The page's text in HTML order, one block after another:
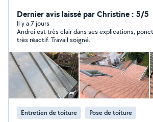
Réparation de toiture Recherche et réparation de fuites
Démoussage et nettoyage de toiture Remplacement
de tuiles Travaux de zinguerie et zinc Pose et réparation
de gouttières Nettoyage de gouttières Entretien
général de toiture Petits travaux de couverture Je
travaille avec soin et
un résultat propre, durable et de
et intervention rapide selon disponibilité.
pour particuliers et professionnels.
contacter pour toute demande
devis.
Dernier avis laissé par Christine : 5/5
Il y a 7 jours
Andrei est très clair dans ses explications,
très réactif. Travail soigné.
Entretien de toiture Pose de toiture